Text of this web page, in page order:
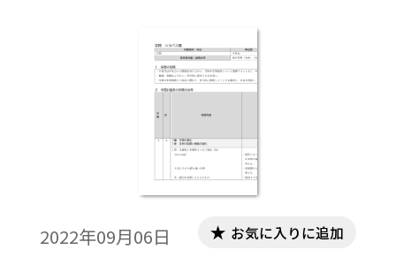
2022年09月06日 お気に入りに追加